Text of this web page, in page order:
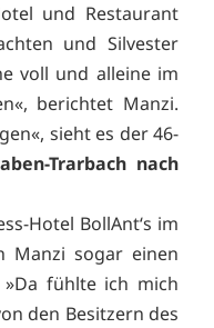
und Restaurant
und Silvester
voll und alleine im
berichtet Manzi.
sieht es der 46-
Trarbach nach
Hotel BollAnt‘s im
Manzi sogar einen
»Da fühlte ich mich
den Besitzern des